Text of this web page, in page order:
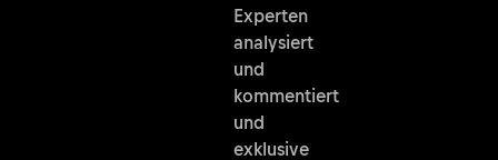
Experten
analysiert
und
kommentiert
und
exklusive